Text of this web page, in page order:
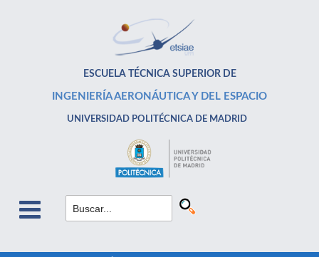
ESCUELA TÉCNICA SUPERIOR DE
INGENIERÍA AERONÁUTICA Y DEL ESPACIO
UNIVERSIDAD POLITÉCNICA DE MADRID